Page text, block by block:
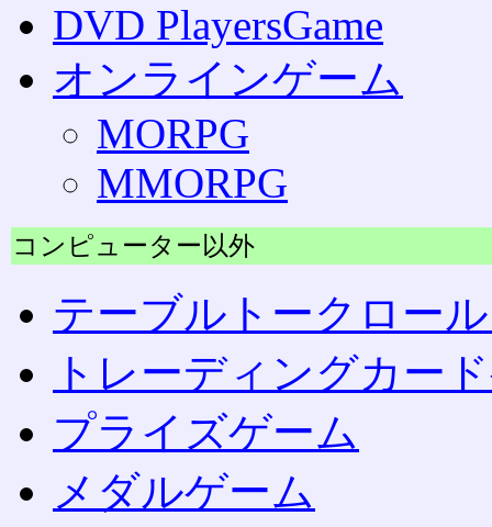
DVD PlayersGame
オンラインゲーム
MORPG
MMORPG
コンピューター以外
テーブルトークロー
トレーディングカー
プライズゲーム
メダルゲーム